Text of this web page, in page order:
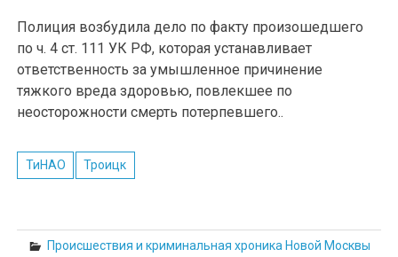
Полиция возбудила дело по факту произошедшего
по ч. 4 ст. 111 УК РФ, которая устанавливает
ответственность за умышленное причинение
тяжкого вреда здоровью, повлекшее по
неосторожности смерть потерпевшего..
ТиНАО Троицк
Происшествия и криминальная хроника Новой Москвы